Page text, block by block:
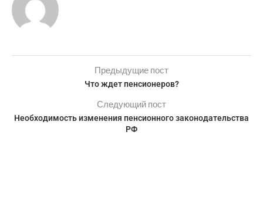
Предыдущие пост
Что ждет пенсионеров?
Следующий пост
Необходимость изменения пенсионного законодательства
РФ